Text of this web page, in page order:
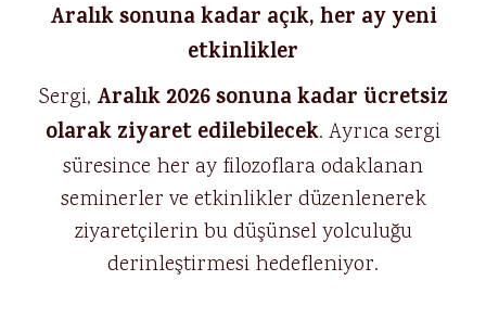
Aralık sonuna kadar açık, her ay yeni
etkinlikler
Sergi, Aralık 2026 sonuna kadar ücretsiz
olarak ziyaret edilebilecek. Ayrıca sergi
süresince her ay filozoflara odaklanan
seminerler ve etkinlikler düzenlenerek
ziyaretçilerin bu düşünsel yolculuğu
derinleştirmesi hedefleniyor.